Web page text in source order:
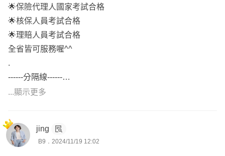
🌟保險代理人國家考試合格
🌟核保人員考試合格
🌟理賠人員考試合格
全省皆可服務喔^^
.
------分隔線------
最重要的是【#找對人買】
💎 我是鵬宇 (Brian)
本身保險年資10年，8成保戶來自網路，服務過1,700多位
...顯示更多
jing
B9．2024/11/19 12:02